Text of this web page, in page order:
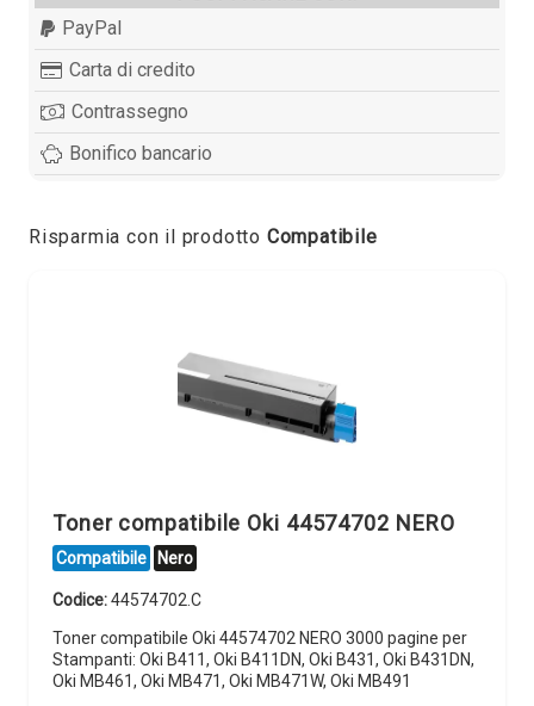
PayPal
Carta di credito
Contrassegno
Bonifico bancario
Risparmia con il prodotto Compatibile
Toner compatibile Oki 44574702 NERO
Compatibile Nero
Codice:44574702.C
Toner compatibile Oki 44574702 NERO 3000 pagine per
Stampanti: Oki B411, Oki B411DN, Oki B431, Oki B431DN,
Oki MB461, Oki MB471, Oki MB471W, Oki MB491